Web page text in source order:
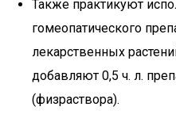
Также практикуют
гомеопатического
лекарственных
добавляют 0,5 ч. л.
(физраствора).